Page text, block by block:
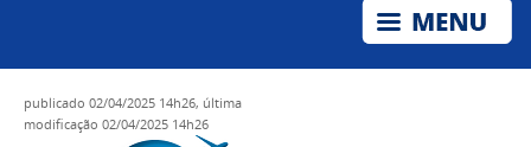
publicado 02/04/2025 14h26, última
modificação 02/04/2025 14h26